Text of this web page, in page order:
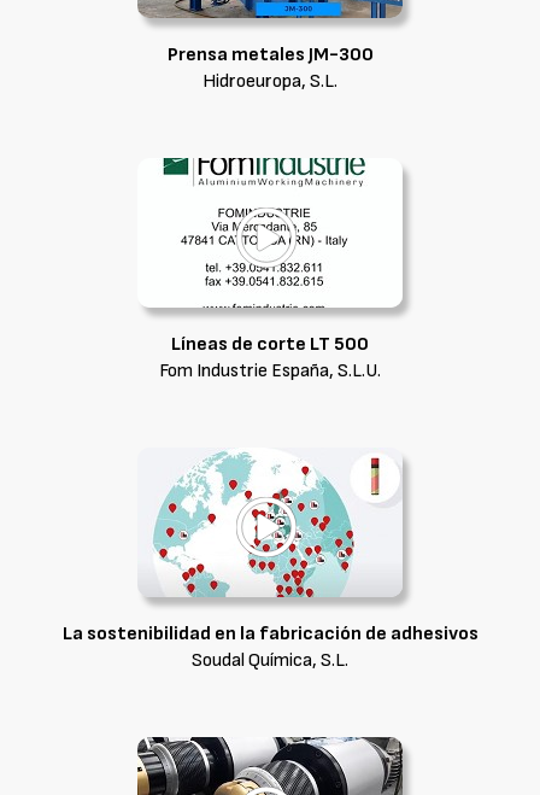
Prensa metales JM-300
Hidroeuropa, S.L.
Líneas de corte LT 500
Fom Industrie España, S.L.U.
La sostenibilidad en la fabricación de adhesivos
Soudal Química, S.L.